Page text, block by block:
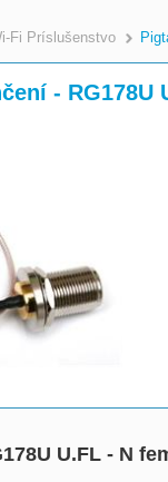
Fi Príslušenstvo
- RG178U
U.FL - N